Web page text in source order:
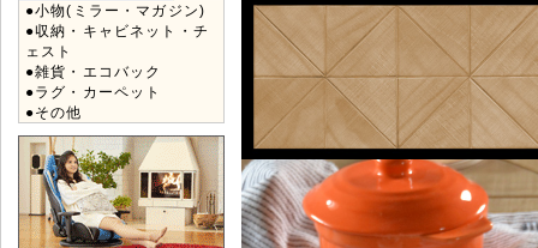
●小物(ミラー・マガジン)
●収納・キャビネット・チ
ェスト
●雑貨・エコバック
●ラグ・カーペット
●その他